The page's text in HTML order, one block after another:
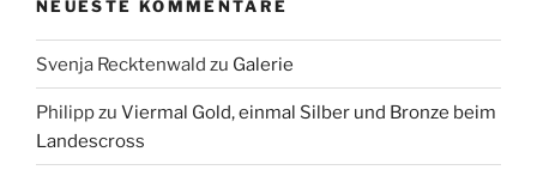
NEUESTE KOMMENTARE
Svenja Recktenwald zu Galerie
Philippzu Viermal Gold, einmal Silber und Bronze beim
Landescross